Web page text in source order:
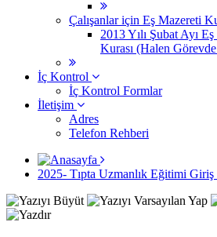
Çalışanlar için Eş Mazereti
2013 Yılı Şubat Ayı
Kurası (Halen
İç Kontrol
İç Kontrol Formlar
İletişim
Adres
Telefon Rehberi
2025- Tıpta Uzmanlık Eğitimi Giriş